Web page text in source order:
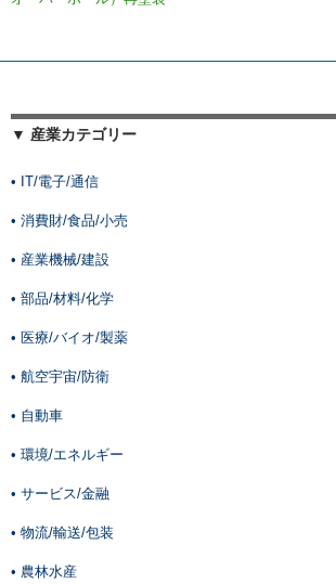
▼ 産業カテゴリー
• IT/電子/通信
• 消費財/食品/小売
• 産業機械/建設
• 部品/材料/化学
• 医療/バイオ/製薬
• 航空宇宙/防衛
• 自動車
• 環境/エネルギー
• サービス/金融
• 物流/輸送/包装
• 農林水産